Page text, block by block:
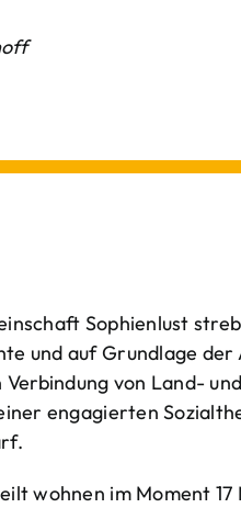
Sophienlust
und auf Grundlage
von Land-
engagierten
wohnen im Moment